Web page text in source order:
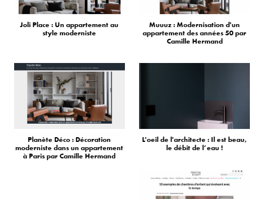
Joli Place : Un appartement au
style moderniste
Muuuz : Modernisation d'un
appartement des années 50 par
Camille Hermand
Planète Déco : Décoration
moderniste dans un appartement
à Paris par Camille Hermand
L'oeil de l'architecte : Il est beau,
le débit de l’eau !